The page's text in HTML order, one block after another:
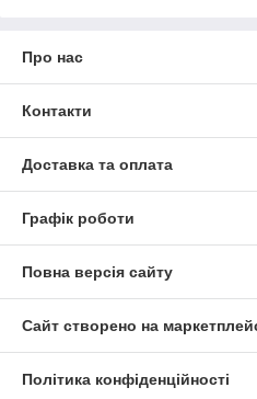
Про нас
Контакти
Доставка та оплата
Графік роботи
Повна версія сайту
Сайт створено на
Політика конфіденційності